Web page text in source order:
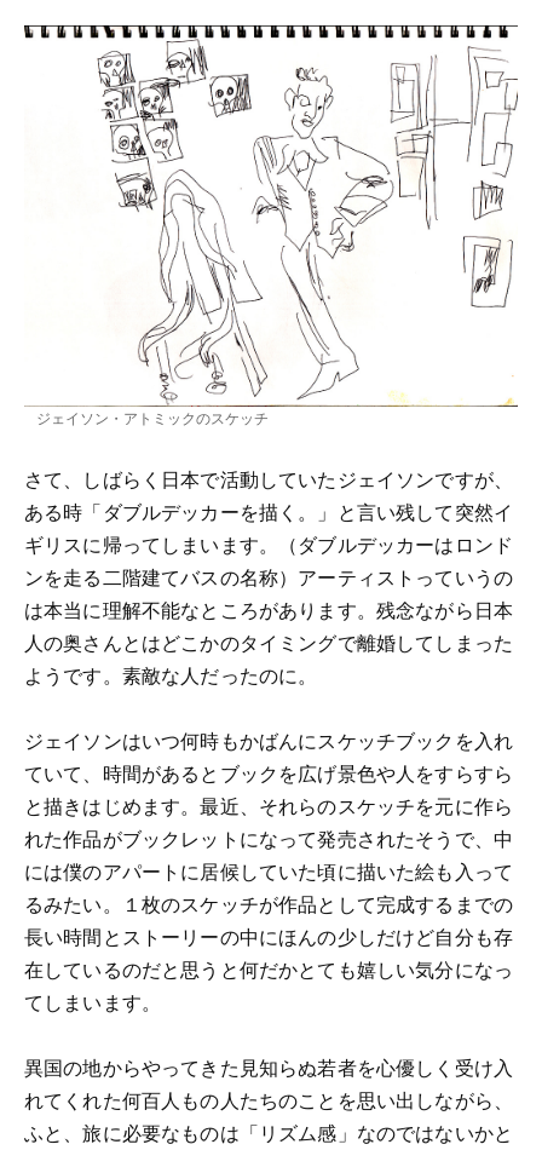
ジェイソン・アトミックのスケッチ
さて、しばらく日本で活動していたジェイソンですが、
ある時「ダブルデッカーを描く。」と言い残して突然イ
ギリスに帰ってしまいます。（ダブルデッカーはロンド
ンを走る二階建てバスの名称）アーティストっていうの
は本当に理解不能なところがあります。残念ながら日本
人の奥さんとはどこかのタイミングで離婚してしまった
ようです。素敵な人だったのに。
ジェイソンはいつ何時もかばんにスケッチブックを入れ
ていて、時間があるとブックを広げ景色や人をすらすら
と描きはじめます。最近、それらのスケッチを元に作ら
れた作品がブックレットになって発売されたそうで、中
には僕のアパートに居候していた頃に描いた絵も入って
るみたい。１枚のスケッチが作品として完成するまでの
長い時間とストーリーの中にほんの少しだけど自分も存
在しているのだと思うと何だかとても嬉しい気分になっ
てしまいます。
異国の地からやってきた見知らぬ若者を心優しく受け入
れてくれた何百人もの人たちのことを思い出しながら、
ふと、旅に必要なものは「リズム感」なのではないかと